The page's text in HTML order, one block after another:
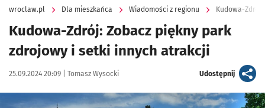
wroclaw.pl Dla mieszkańca Wiadomości z regionu Kudowa-
Kudowa-Zdrój: Zobacz piękny park
zdrojowy i setki innych atrakcji
Data publikacji:
25.09.2024 20:09 | Autor:
Tomasz Wysocki Udostępnijartykuł
Kliknij, aby zobaczyć galerię